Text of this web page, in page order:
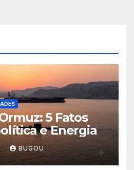
5 Fatos
e Energia
BUGOU